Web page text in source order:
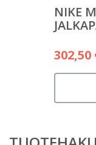
NIKE
302,50